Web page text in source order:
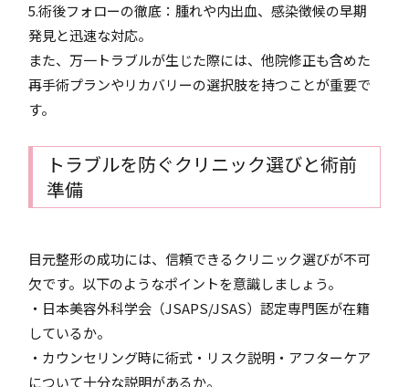
5.術後フォローの徹底：腫れや内出血、感染徴候の早期
発見と迅速な対応。
また、万一トラブルが生じた際には、他院修正も含めた
再手術プランやリカバリーの選択肢を持つことが重要で
す。
トラブルを防ぐクリニック選びと術前
準備
目元整形の成功には、信頼できるクリニック選びが不可
欠です。以下のようなポイントを意識しましょう。
・日本美容外科学会（JSAPS/JSAS）認定専門医が在籍
しているか。
・カウンセリング時に術式・リスク説明・アフターケア
について十分な説明があるか。